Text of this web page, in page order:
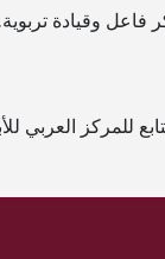
فاعل وقيادة
للمركز العربي